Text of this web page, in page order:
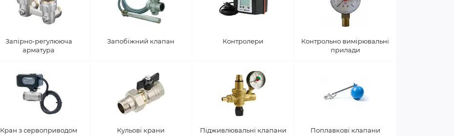
Запірно-регулююча
арматура
Запобіжний клапан Контролери
Контрольно вимірювальні
прилади
Кран з сервоприводом Кульові крани Підживлювальні клапани Поплавкові клапани